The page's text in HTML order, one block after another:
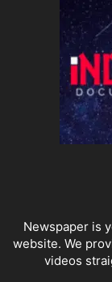
Newspaper is
website. We
videos